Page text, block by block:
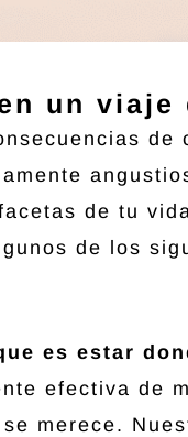
un
de tu
de los
es estar
efectiva de
merece.